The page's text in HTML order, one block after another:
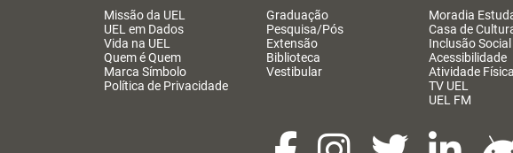
Missão da UEL
UEL em Dados
Vida na UEL
Quem é Quem
Marca Símbolo
Política de Privacidade
Graduação
Pesquisa/Pós
Extensão
Biblioteca
Vestibular
Moradia
Casa de
Inclusão Social
Acessibilidade
Atividade Física
TV UEL
UEL FM